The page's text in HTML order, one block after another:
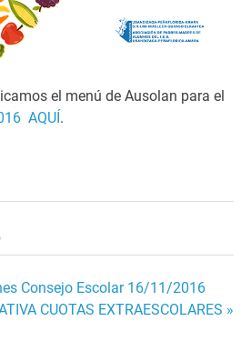
el menú de Ausolan para el
AQUÍ.
Consejo Escolar 16/11/2016
CUOTAS EXTRAESCOLARES »